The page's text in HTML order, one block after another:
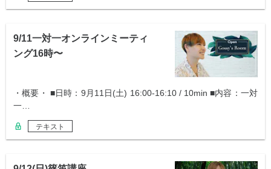
9/11一対一オンラインミーティ
ング16時〜
・概要・ ■日時：9月11日(土) 16:00-16:10 / 10min ■内容：一対
一…
テキスト